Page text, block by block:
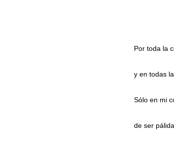
Por toda la
y en todas
Sólo en mi
de ser